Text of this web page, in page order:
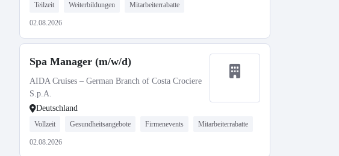
Teilzeit Weiterbildungen Mitarbeiterrabatte
02.08.2026
Spa Manager (m/w/d)
AIDA Cruises – German Branch of Costa Crociere
S.p.A.
Deutschland
Vollzeit Gesundheitsangebote Firmenevents Mitarbeiterrabatte
02.08.2026